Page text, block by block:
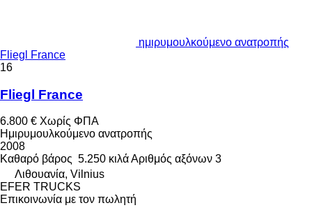
ημιρυμουλκούμενο ανατροπής
Fliegl France
16
Fliegl France
6.800 € Χωρίς ΦΠΑ
Ημιρυμουλκούμενο ανατροπής
2008
Καθαρό βάρος 5.250 κιλάΑριθμός αξόνων 3
Λιθουανία, Vilnius
EFER TRUCKS
Επικοινωνία με τον πωλητή